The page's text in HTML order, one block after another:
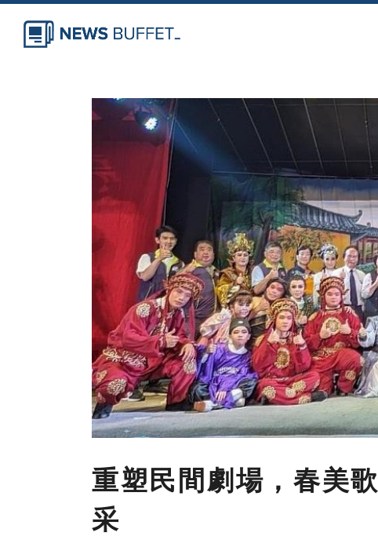
重塑民間劇場，春美
采